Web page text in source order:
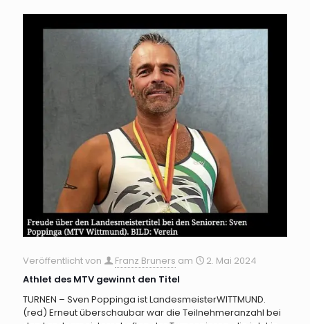
Veröffentlicht von Franz Bruners am
2. Mai 2024
Athlet des MTV gewinnt den Titel
TURNEN – Sven Poppinga ist LandesmeisterWITTMUND.
(red) Erneut überschaubar war die Teilnehmeranzahl bei